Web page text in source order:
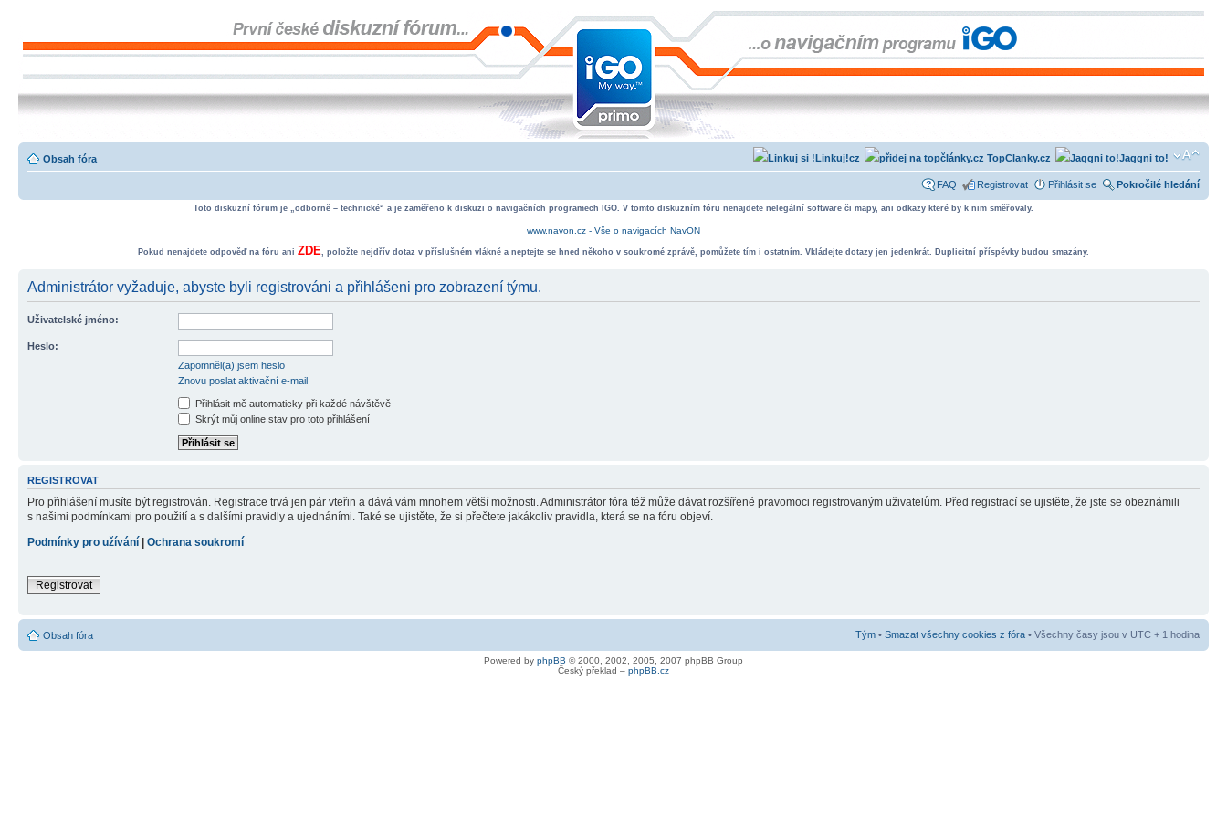
Obsah fóra Jaggni to!
TopClanky.cz
Linkuj!cz
FAQ Registrovat Přihlásit se Pokročilé hledání
Toto diskuzní fórum je „odborně – technické“ a je zaměřeno k diskuzi o navigačních programech IGO. V tomto diskuzním fóru nenajdete nelegální software či mapy, ani odkazy které by k nim směřovaly.
www.navon.cz - Vše o navigacích NavON
Pokud nenajdete odpověď na fóru ani ZDE, položte nejdřív dotaz v příslušném vlákně a neptejte se hned někoho v soukromé zprávě, pomůžete tím i ostatním. Vkládejte dotazy jen jedenkrát. Duplicitní příspěvky budou smazány.
Administrátor vyžaduje, abyste byli registrováni a přihlášeni pro zobrazení týmu.
Uživatelské jméno:
Heslo:
Zapomněl(a) jsem heslo
Znovu poslat aktivační e-mail
Přihlásit mě automaticky při každé návštěvě
Skrýt můj online stav pro toto přihlášení
REGISTROVAT
Pro přihlášení musíte být registrován. Registrace trvá jen pár vteřin a dává vám mnohem větší možnosti. Administrátor fóra též může dávat rozšířené pravomoci registrovaným uživatelům. Před registrací se ujistěte, že jste se obeznámili
s našimi podmínkami pro použití a s dalšími pravidly a ujednáními. Také se ujistěte, že si přečtete jakákoliv pravidla, která se na fóru objeví.
Podmínky pro užívání | Ochrana soukromí
Registrovat
Obsah fóra Tým • Smazat všechny cookies z fóra • Všechny časy jsou v UTC + 1 hodina
Powered by phpBB © 2000, 2002, 2005, 2007 phpBB Group
Český překlad – phpBB.cz